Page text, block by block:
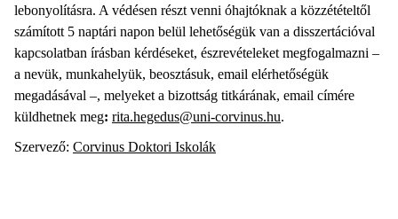
lebonyolításra. A védésen részt venni óhajtóknak a közzétételtől
számított 5 naptári napon belül lehetőségük van a disszertációval
kapcsolatban írásban kérdéseket, észrevételeket megfogalmazni –
a nevük, munkahelyük, beosztásuk, email elérhetőségük
megadásával –, melyeket a bizottság titkárának, email címére
küldhetnek meg: rita.hegedus@uni-corvinus.hu.
Szervező: Corvinus Doktori Iskolák